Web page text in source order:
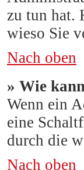
zu tun hat.
wieso Sie
Nach oben
» Wie
Wenn ein
eine
durch die
Nach oben